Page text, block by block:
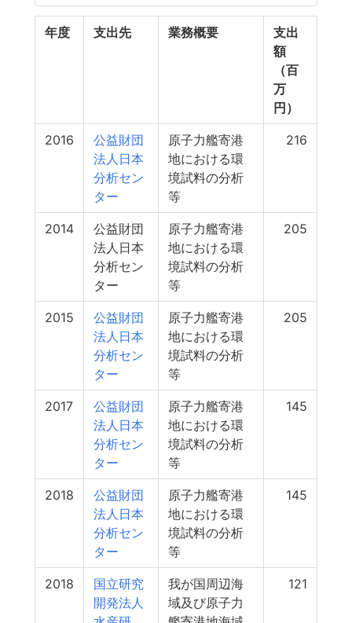
年度 支出先 業務概要
支出
額
（百
万
円）
2016
公益財団
法人日本
分析セン
ター
原子力艦寄港
地における環
境試料の分析
等
216
2014
公益財団
法人日本
分析セン
ター
原子力艦寄港
地における環
境試料の分析
等
205
2015
公益財団
法人日本
分析セン
ター
原子力艦寄港
地における環
境試料の分析
等
205
2017
公益財団
法人日本
分析セン
ター
原子力艦寄港
地における環
境試料の分析
等
145
2018
公益財団
法人日本
分析セン
ター
原子力艦寄港
地における環
境試料の分析
等
145
2018
国立研究
開発法人
我が国周辺海
域及び原子力
121